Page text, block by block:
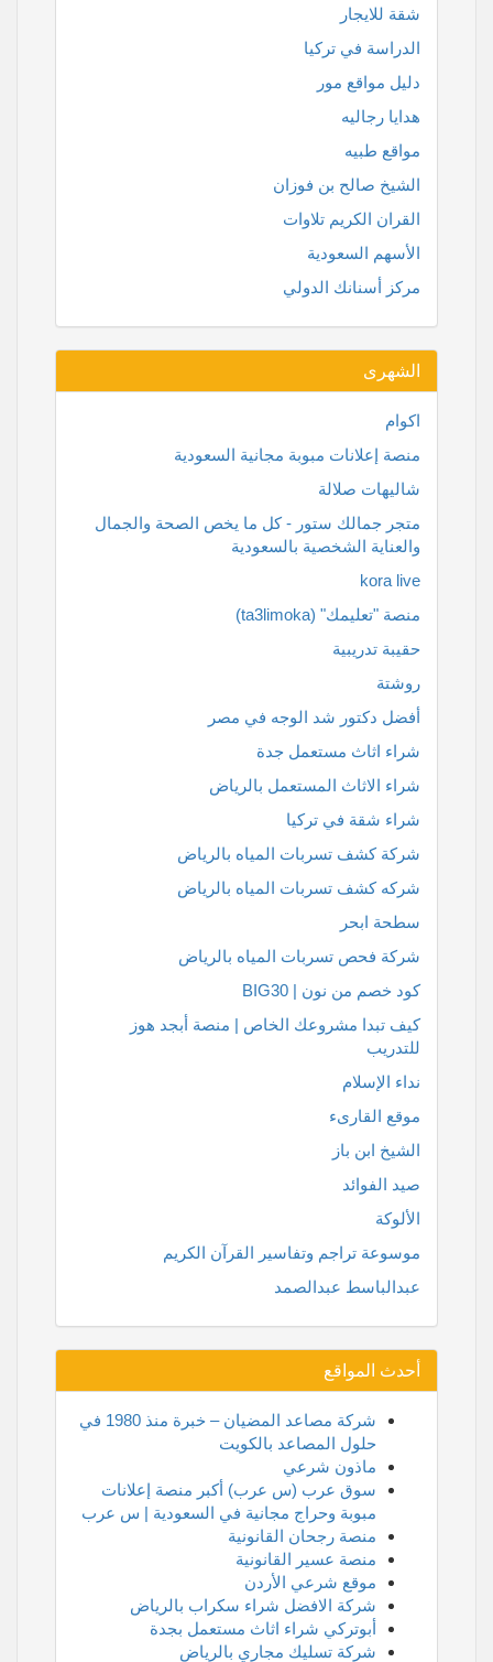
شقة للايجار
الدراسة في تركيا
دليل مواقع مور
هدايا رجاليه
مواقع طبيه
الشيخ صالح بن فوزان
القران الكريم تلاوات
الأسهم السعودية
مركز أسنانك الدولي
الشهرى
اكوام
منصة إعلانات مبوبة مجانية السعودية
شاليهات صلالة
متجر جمالك ستور - كل ما يخص الصحة والجمال
والعناية الشخصية بالسعودية
kora live
منصة "تعليمك" (ta3limoka)
حقيبة تدريبية
روشتة
أفضل دكتور شد الوجه في مصر
شراء اثاث مستعمل جدة
شراء الاثاث المستعمل بالرياض
شراء شقة في تركيا
شركة كشف تسربات المياه بالرياض
شركه كشف تسربات المياه بالرياض
سطحة ابحر
شركة فحص تسربات المياه بالرياض
كود خصم من نون | BIG30
كيف تبدا مشروعك الخاص | منصة أبجد هوز
للتدريب
نداء الإسلام
موقع القارىء
الشيخ ابن باز
صيد الفوائد
الألوكة
موسوعة تراجم وتفاسير القرآن الكريم
عبدالباسط عبدالصمد
أحدث المواقع
شركة مصاعد المضيان – خبرة منذ 1980 في
حلول المصاعد بالكويت
ماذون شرعي
سوق عرب (س عرب) أكبر منصة إعلانات
مبوبة وحراج مجانية في السعودية | س عرب
منصة رجحان القانونية
منصة عسير القانونية
موقع شرعي الأردن
شركة الافضل شراء سكراب بالرياض
أبوتركي شراء اثاث مستعمل بجدة
شركة تسليك مجاري بالرياض